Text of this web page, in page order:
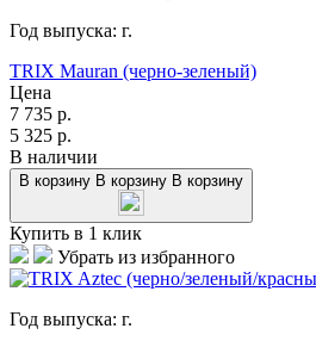
Год выпуска: г.
TRIX Mauran (черно-зеленый)
Цена
7 735 р.
5 325 р.
В наличии
В корзину В корзину В корзину
Купить в 1 клик
Убрать из избранного
Год выпуска: г.